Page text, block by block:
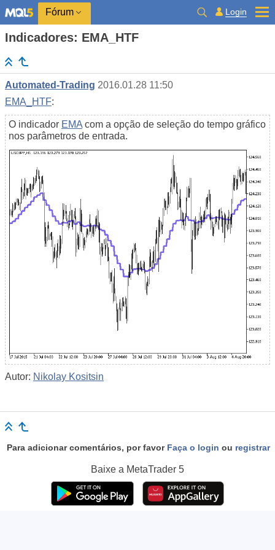
Fórum Login
Indicadores: EMA_HTF
Automated-Trading 2016.01.28 11:50
EMA_HTF:
O indicador EMA com a opção de seleção do tempo gráfico
nos parâmetros de entrada.
Autor: Nikolay Kositsin
Para adicionar comentários, por favor Faça o login ou registrar
Baixe a MetaTrader 5